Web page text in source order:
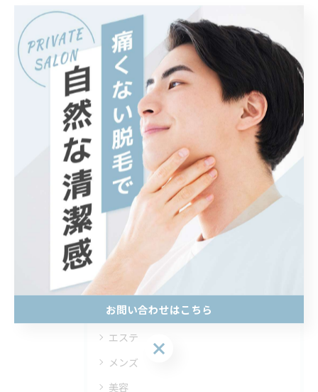
#メンズ脱毛千歳 #千歳市 #千歳メンズ脱毛 #千歳脱毛
#剃り残しOK #ヒゲ脱毛 #全身脱毛
#自衛隊 #陸上自衛隊 #航空自衛隊 #千歳駐屯地 #千歳基
地
#脱毛初心者歓迎 #男の脱毛 #清潔感アップ
< 前のページ 一覧に戻る 次のページ >
カテゴリー
全てのカテゴリー
エステ
メンズ
美容
お問い合わせはこちら
お問い合わせはこちら